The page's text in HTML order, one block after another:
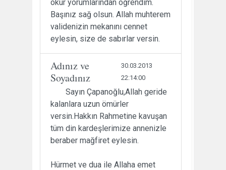
okur yorumlarından öğrendim.
Başınız sağ olsun. Allah muhterem
validenizin mekanını cennet
eylesin, size de sabırlar versin.
Adınız ve
Soyadınız
30.03.2013
22:14:00
Sayın Çapanoğlu,Allah geride
kalanlara uzun ömürler
versin.Hakkın Rahmetine kavuşan
tüm din kardeşlerimize annenizle
beraber mağfiret eylesin.
Hürmet ve dua ile Allaha emet